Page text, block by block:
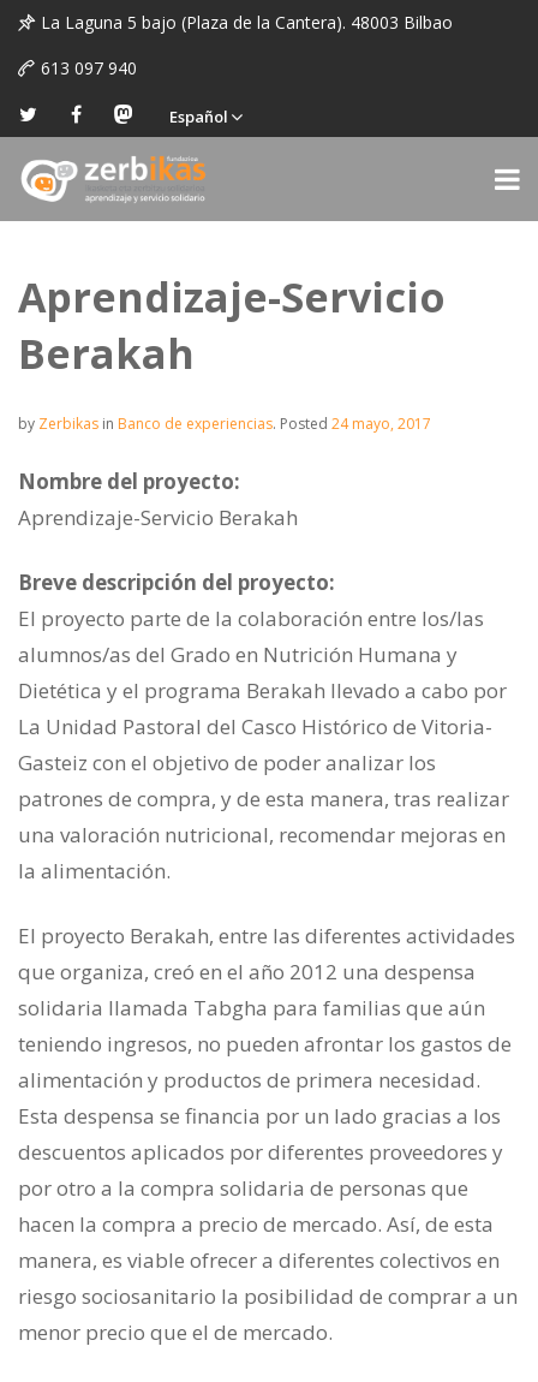
La Laguna 5 bajo (Plaza de la Cantera). 48003 Bilbao
613 097 940
Español
Aprendizaje-Servicio
Berakah
by Zerbikas in Banco de experiencias. Posted 24 mayo, 2017
Nombre del proyecto:
Aprendizaje-Servicio Berakah
Breve descripción del proyecto:
El proyecto parte de la colaboración entre los/las
alumnos/as del Grado en Nutrición Humana y
Dietética y el programa Berakah llevado a cabo por
La Unidad Pastoral del Casco Histórico de Vitoria-
Gasteiz con el objetivo de poder analizar los
patrones de compra, y de esta manera, tras realizar
una valoración nutricional, recomendar mejoras en
la alimentación.
El proyecto Berakah, entre las diferentes actividades
que organiza, creó en el año 2012 una despensa
solidaria llamada Tabgha para familias que aún
teniendo ingresos, no pueden afrontar los gastos de
alimentación y productos de primera necesidad.
Esta despensa se financia por un lado gracias a los
descuentos aplicados por diferentes proveedores y
por otro a la compra solidaria de personas que
hacen la compra a precio de mercado. Así, de esta
manera, es viable ofrecer a diferentes colectivos en
riesgo sociosanitario la posibilidad de comprar a un
menor precio que el de mercado.